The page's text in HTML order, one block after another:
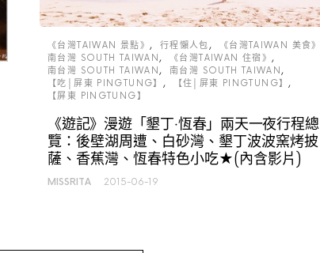
《台灣TAIWAN 景點》 行程懶人包
《台灣TAIWAN 美食》
南台灣 SOUTH TAIWAN
《台灣TAIWAN 住宿》
南台灣 SOUTH TAIWAN
南台灣 SOUTH TAIWAN
【吃│屏東 PINGTUNG】
【住│屏東 PINGTUNG】
【屏東 PINGTUNG】
《遊記》漫遊「墾丁‧恆春」兩天一夜行程總
覽：後壁湖周遭、白砂灣、墾丁波波窯烤披
薩、香蕉灣、恆春特色小吃★(內含影片)
MISSRITA 2015-06-19